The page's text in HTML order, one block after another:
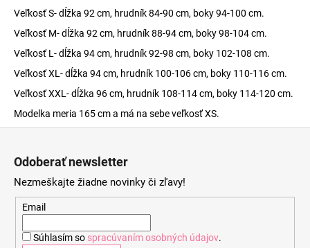
Veľkosť S- dĺžka 92 cm, hrudník 84-90 cm, boky 94-100 cm.
Veľkosť M- dĺžka 92 cm, hrudník 88-94 cm, boky 98-104 cm.
Veľkosť L- dĺžka 94 cm, hrudník 92-98 cm, boky 102-108 cm.
Veľkosť XL- dĺžka 94 cm, hrudník 100-106 cm, boky 110-116 cm.
Veľkosť XXL- dĺžka 96 cm, hrudník 108-114 cm, boky 114-120 cm.
Modelka meria 165 cm a má na sebe veľkosť XS.
Odoberať newsletter
Nezmeškajte žiadne novinky či zľavy!
Email
Súhlasím so spracúvaním osobných údajov.